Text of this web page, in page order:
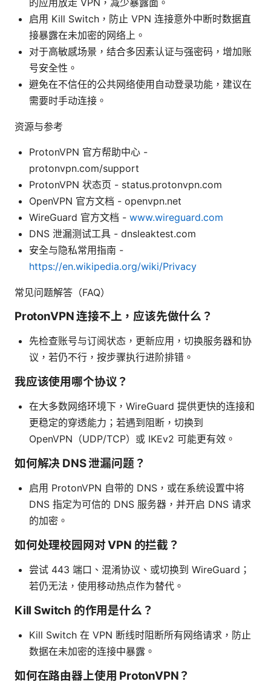
启用 Kill Switch，防止 VPN 连接意外中断时数据直
接暴露在未加密的网络上。
对于高敏感场景，结合多因素认证与强密码，增加账
号安全性。
避免在不信任的公共网络使用自动登录功能，建议在
需要时手动连接。
资源与参考
ProtonVPN 官方帮助中心 -
protonvpn.com/support
ProtonVPN 状态页 - status.protonvpn.com
OpenVPN 官方文档 - openvpn.net
WireGuard 官方文档 - www.wireguard.com
DNS 泄漏测试工具 - dnsleaktest.com
安全与隐私常用指南 -
https://en.wikipedia.org/wiki/Privacy
常见问题解答（FAQ）
ProtonVPN 连接不上，应该先做什么？
先检查账号与订阅状态，更新应用，切换服务器和协
议，若仍不行，按步骤执行进阶排错。
我应该使用哪个协议？
在大多数网络环境下，WireGuard 提供更快的连接和
更稳定的穿透能力；若遇到阻断，切换到
OpenVPN（UDP/TCP）或 IKEv2 可能更有效。
如何解决 DNS 泄漏问题？
启用 ProtonVPN 自带的 DNS，或在系统设置中将
DNS 指定为可信的 DNS 服务器，并开启 DNS 请求
的加密。
如何处理校园网对 VPN 的拦截？
尝试 443 端口、混淆协议、或切换到 WireGuard；
若仍无法，使用移动热点作为替代。
Kill Switch 的作用是什么？
Kill Switch 在 VPN 断线时阻断所有网络请求，防止
数据在未加密的连接中暴露。
如何在路由器上使用 ProtonVPN？